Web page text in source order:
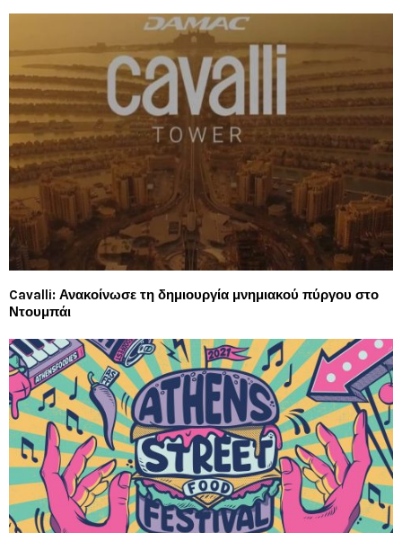
Cavalli: Ανακοίνωσε τη δημιουργία μνημιακού πύργου στο
Ντουμπάι